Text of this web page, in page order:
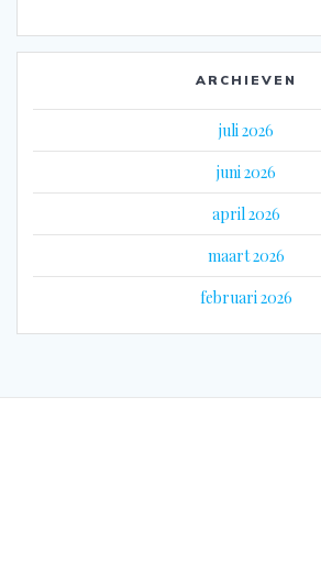
ARCHIEVEN
juli 2026
juni 2026
april 2026
maart 2026
februari 2026